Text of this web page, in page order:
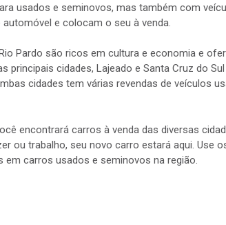
usados e seminovos, mas também com
e colocam o seu à venda.
Pardo são ricos em cultura e economia e
principais cidades, Lajeado e Santa Cruz do
cidades tem várias revendas de veículos
encontrará carros à venda das diversas
ou trabalho, seu novo carro estará aqui. Use
em carros usados e seminovos na região.